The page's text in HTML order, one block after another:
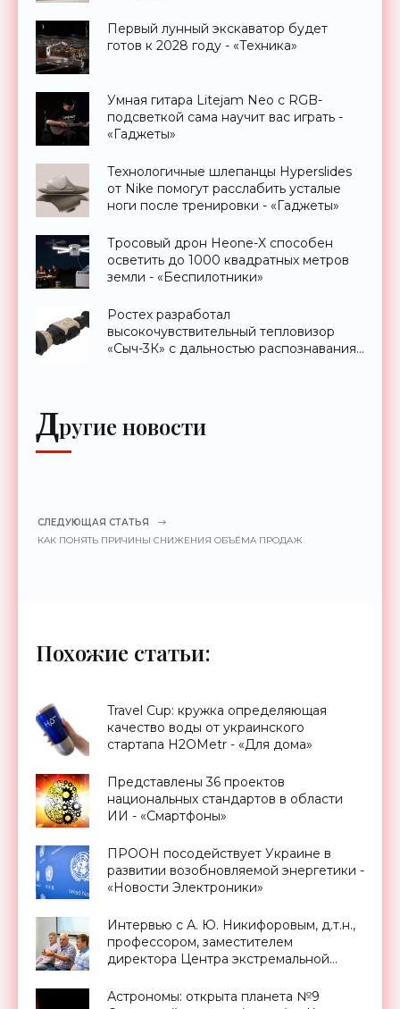
Первый лунный экскаватор будет
готов к 2028 году - «Техника»
Умная гитара Litejam Neo с RGB-
подсветкой сама научит вас играть -
«Гаджеты»
Технологичные шлепанцы Hyperslides
от Nike помогут расслабить усталые
ноги после тренировки - «Гаджеты»
Тросовый дрон Heone-X способен
осветить до 1000 квадратных метров
земли - «Беспилотники»
Ростех разработал
высокочувствительный тепловизор
«Сыч-3К» с дальностью распознавания
Другие новости
СЛЕДУЮЩАЯ СТАТЬЯ
КАК ПОНЯТЬ ПРИЧИНЫ СНИЖЕНИЯ ОБЪЁМА ПРОДАЖ
Похожие статьи:
Travel Cup: кружка определяющая
качество воды от украинского
стартапа H2OMetr - «Для дома»
Представлены 36 проектов
национальных стандартов в области
ИИ - «Смартфоны»
ПРООН посодействует Украине в
развитии возобновляемой энергетики -
«Новости Электроники»
Интервью с А. Ю. Никифоровым, д.т.н.,
профессором, заместителем
директора Центра экстремальной
МИФИ - «Смартфоны»
Астрономы: открыта планета №9